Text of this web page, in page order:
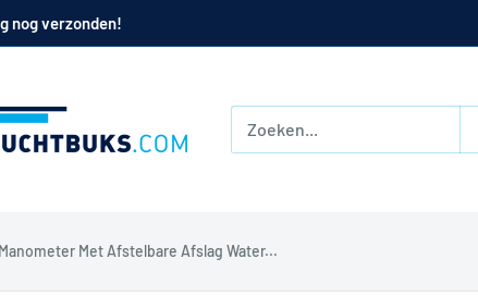
nog verzonden!
Manometer Met Afstelbare Afslag Water...